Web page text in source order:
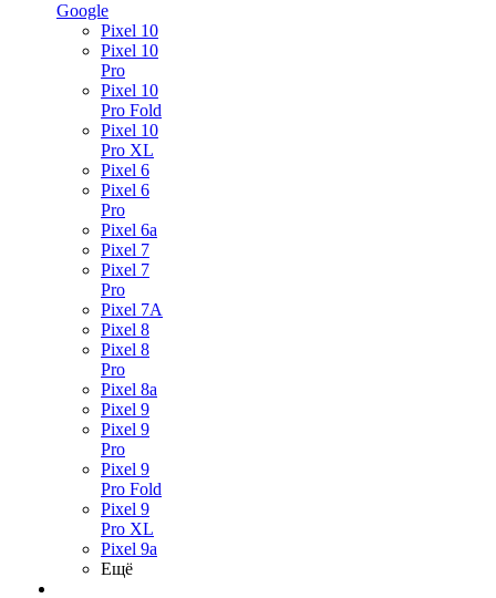
Google
Pixel 10
Pixel 10
Pro
Pixel 10
Pro Fold
Pixel 10
Pro XL
Pixel 6
Pixel 6
Pro
Pixel 6a
Pixel 7
Pixel 7
Pro
Pixel 7A
Pixel 8
Pixel 8
Pro
Pixel 8a
Pixel 9
Pixel 9
Pro
Pixel 9
Pro Fold
Pixel 9
Pro XL
Pixel 9a
Ещё